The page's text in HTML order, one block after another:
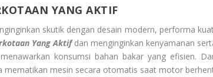
YANG AKTIF
skutik dengan desain modern, performa
Yang Aktifdan menginginkan kenyamanan
konsumsi bahan bakar yang efisien.
mesin secara otomatis saat motor